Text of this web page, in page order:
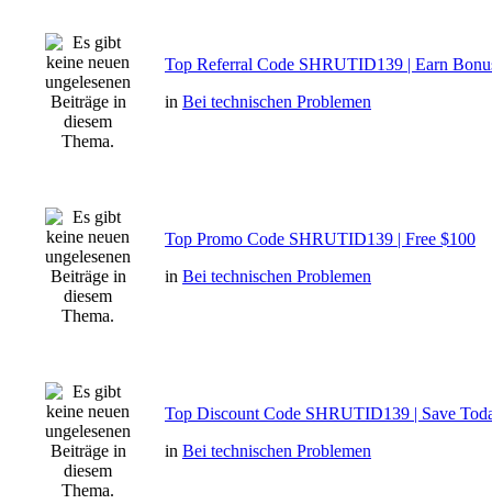
Top Referral Code SHRUTID139 | Earn
in Bei technischen Problemen
Top Promo Code SHRUTID139 | Free $100
in Bei technischen Problemen
Top Discount Code SHRUTID139 | Save
in Bei technischen Problemen